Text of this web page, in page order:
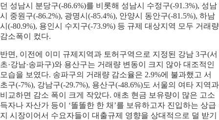
던 성남시 분당구(-86.6%)를 비롯해 성남시 수정구(-91.3%), 성남
시 중원구(-86.2%), 광명시(-85.4%), 안양시 동안구(-81.5%), 하남
시(-80.9%), 용인시 수지구(-73.9%) 등 규제 대상지역 모두 거래량
감소폭이 컸다.
반면, 이전에 이미 규제지역과 토허구역으로 지정된 강남 3구(서
초·강남·송파구)와 용산구는 거래량 변동이 크지 않아 대조적인
모습을 보였다. 송파구의 거래량 감소율은 2.9%에 불과했고 서
초구(-7%), 강남구(-29.7%), 용산구(-48.6%)도 서울의 여타 지역과
비교하면 감소 폭이 크게 작았다. 애초 현금 보유량이 많은 고소
득자나 자산가 등이 ‘똘똘한 한 채’를 보유하고자 진입하는 상급
지 시장이어서 수요자들이 대출규제 영향을 상대적으로 덜 받기